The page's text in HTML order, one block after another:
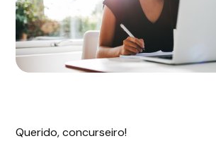
Querido, concurseiro!